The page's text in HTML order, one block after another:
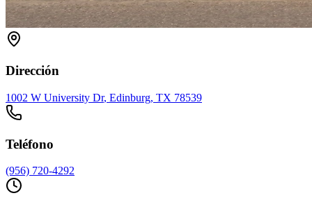
Dirección
1002 W University Dr, Edinburg, TX 78539
Teléfono
(956) 720-4292